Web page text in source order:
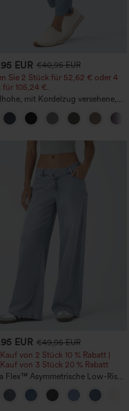
+12
EUR €40,95 EUR
Sie 2 Stück für 52,62 € oder 4
für 105,24 €.
mit Kordelzug versehene,
Golfhose mit schmal
Schnitt, abgerundetem
und Taschen – UPF 40+
+15
EUR €49,95 EUR
von 2 Stück 10 % Rabatt |
von 3 Stück 20 % Rabatt
Flex™ Asymmetrische Low-Rise-
mit Reißverschlusstaschen,
Stil, weitem Bein, gewaschen,